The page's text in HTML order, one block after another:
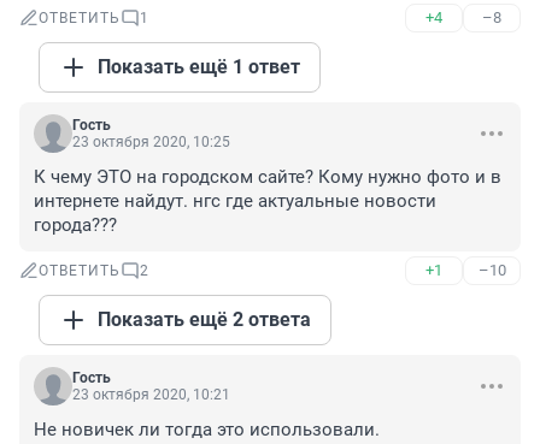
ОТВЕТИТЬ 1 +4 –8
Показать ещё 1 ответ
Гость
23 октября 2020, 10:25
К чему ЭТО на городском сайте? Кому нужно фото и в
интернете найдут. нгс где актуальные новости
города???
ОТВЕТИТЬ 2 +1 –10
Показать ещё 2 ответа
Гость
23 октября 2020, 10:21
Не новичек ли тогда это использовали.